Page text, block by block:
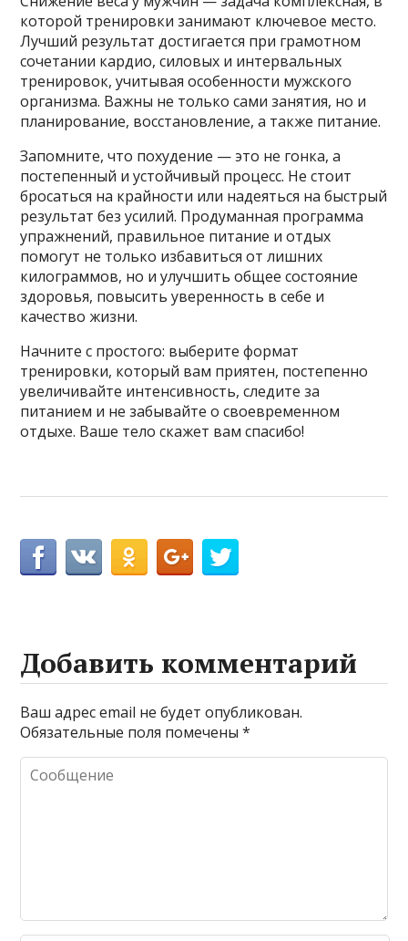
которой тренировки занимают ключевое место.
Лучший результат достигается при грамотном
сочетании кардио, силовых и интервальных
тренировок, учитывая особенности мужского
организма. Важны не только сами занятия, но и
планирование, восстановление, а также питание.
Запомните, что похудение — это не гонка, а
постепенный и устойчивый процесс. Не стоит
бросаться на крайности или надеяться на быстрый
результат без усилий. Продуманная программа
упражнений, правильное питание и отдых
помогут не только избавиться от лишних
килограммов, но и улучшить общее состояние
здоровья, повысить уверенность в себе и
качество жизни.
Начните с простого: выберите формат
тренировки, который вам приятен, постепенно
увеличивайте интенсивность, следите за
питанием и не забывайте о своевременном
отдыхе. Ваше тело скажет вам спасибо!
Добавить комментарий
Ваш адрес email не будет опубликован.
Обязательные поля помечены*